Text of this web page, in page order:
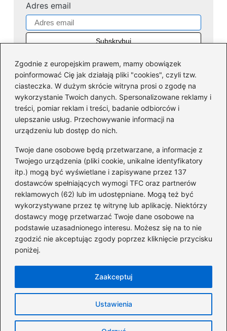
Zgodnie z europejskim prawem, mamy obowiązek
poinformować Cię jak działają pliki "cookies", czyli tzw.
ciasteczka. W dużym skrócie witryna prosi o zgodę na
wykorzystanie Twoich danych. Spersonalizowane reklamy i
treści, pomiar reklam i treści, badanie odbiorców i
ulepszanie usług. Przechowywanie informacji na
urządzeniu lub dostęp do nich.
Twoje dane osobowe będą przetwarzane, a informacje z
Twojego urządzenia (pliki cookie, unikalne identyfikatory
itp.) mogą być wyświetlane i zapisywane przez 137
dostawców spełniających wymogi TFC oraz partnerów
reklamowych (62) lub im udostępniane. Mogą też być
wykorzystywane przez tę witrynę lub aplikację. Niektórzy
dostawcy mogę przetwarzać Twoje dane osobowe na
podstawie uzasadnionego interesu. Możesz się na to nie
zgodzić nie akceptując zgody poprzez kliknięcie przycisku
poniżej.
Ustawienia
Zaakceptuj
Adres email
Kategorie
Dofinansowania(36)
Firmy (45)
Giełda(40)
Inwestycje(43)
KRS(10)
Pożyczki(66)
Pracownicy(24)
Świadczenia Socjalne(46)
Zadłużenia(18)
Polityka prywatności
Kontakt